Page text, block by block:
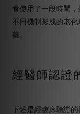
養使用了一段時間，
不同機制形成的老
藥。
經醫師認證
下述是經臨床驗證